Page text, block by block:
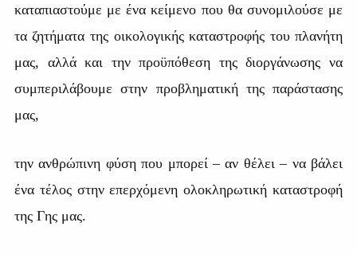
καταπιαστούμε με ένα κείμενο που θα συνομιλούσε με
τα ζητήματα της οικολογικής καταστροφής του πλανήτη
μας, αλλά και την προϋπόθεση της διοργάνωσης να
συμπεριλάβουμε στην προβληματική της παράστασης
μας,
την ανθρώπινη φύση που μπορεί – αν θέλει – να βάλει
ένα τέλος στην επερχόμενη ολοκληρωτική καταστροφή
της Γης μας.